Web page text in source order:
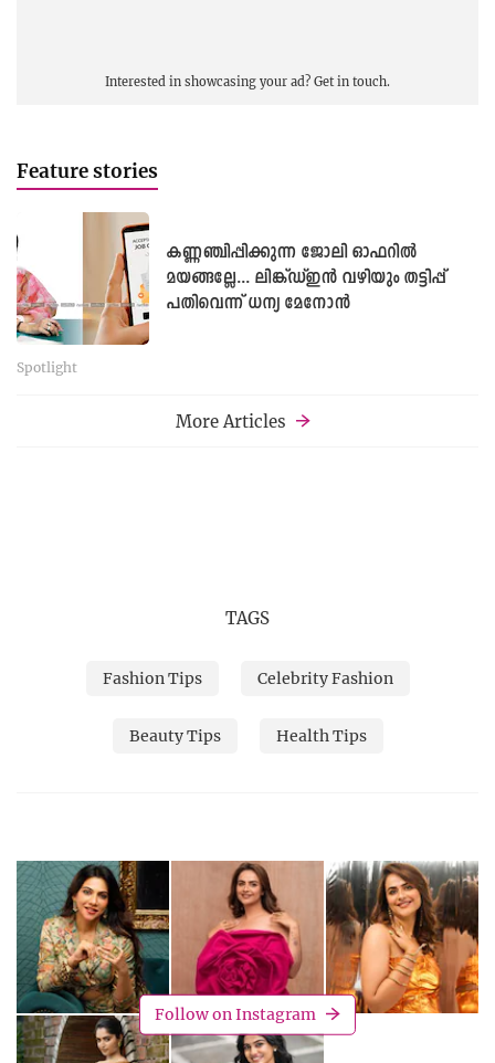
Interested in showcasing your ad? Get in touch.
Feature stories
കണ്ണഞ്ചിപ്പിക്കുന്ന ജോലി ഓഫറിൽ
മയങ്ങല്ലേ... ലിങ്ക്ഡ്ഇൻ വഴിയും തട്ടിപ്പ്
പതിവെന്ന് ധന്യ മേനോൻ
Spotlight
More Articles
TAGS
Fashion Tips Celebrity Fashion
Beauty Tips Health Tips
Follow on Instagram